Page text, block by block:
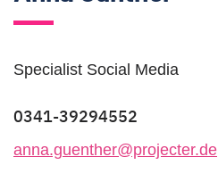
Specialist Social Media
0341-39294552
anna.guenther@projecter.de